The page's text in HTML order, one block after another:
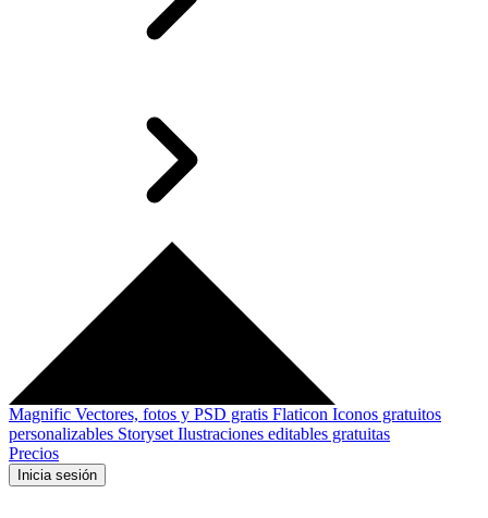
Magnific Vectores, fotos y PSD gratis Flaticon Iconos gratuitos
personalizables Storyset Ilustraciones editables gratuitas
Precios
Inicia sesión